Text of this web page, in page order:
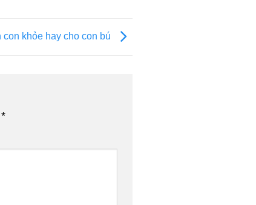
con khỏe hay cho con bú
*